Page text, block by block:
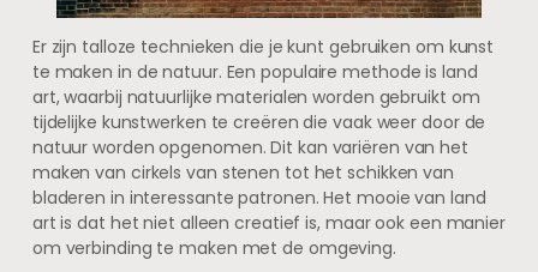
Er zijn talloze technieken die je kunt gebruiken om kunst
te maken in de natuur. Een populaire methode is land
art, waarbij natuurlijke materialen worden gebruikt om
tijdelijke kunstwerken te creëren die vaak weer door de
natuur worden opgenomen. Dit kan variëren van het
maken van cirkels van stenen tot het schikken van
bladeren in interessante patronen. Het mooie van land
art is dat het niet alleen creatief is, maar ook een manier
om verbinding te maken met de omgeving.